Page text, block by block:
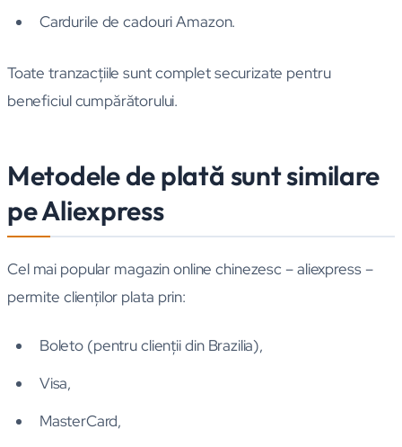
Cardurile de cadouri Amazon.
Toate tranzacţiile sunt complet securizate pentru
beneficiul cumpărătorului.
Metodele de plată sunt similare
pe Aliexpress
Cel mai popular magazin online chinezesc – aliexpress –
permite clienţilor plata prin:
Boleto (pentru clienţii din Brazilia),
Visa,
MasterCard,